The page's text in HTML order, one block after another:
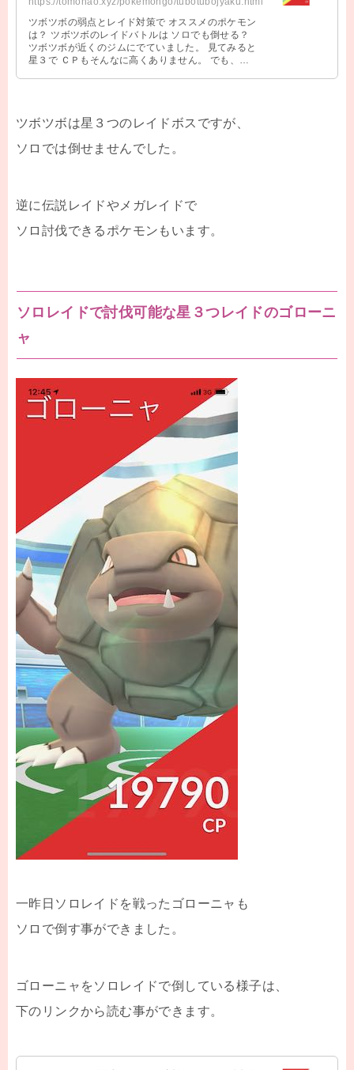
ツボツボの弱点とレイド対策で オススメのポケモン
は？ ツボツボのレイドバトルは ソロでも倒せる？
ツボツボが近くのジムにでていました。 見てみると
星３で ＣＰもそんなに高くありません。 でも、ツ
ツボツボは星３つのレイドボスですが、
ソロでは倒せませんでした。
逆に伝説レイドやメガレイドで
ソロ討伐できるポケモンもいます。
ソロレイドで討伐可能な星３つレイドのゴローニ
ャ
一昨日ソロレイドを戦ったゴローニャも
ソロで倒す事ができました。
ゴローニャをソロレイドで倒している様子は、
下のリンクから読む事ができます。